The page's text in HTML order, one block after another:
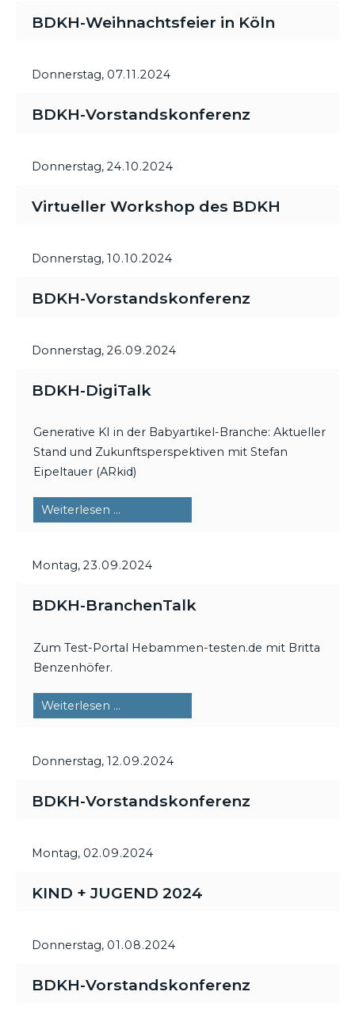
BDKH-Weihnachtsfeier in Köln
Donnerstag, 07.11.2024
BDKH-Vorstandskonferenz
Donnerstag, 24.10.2024
Virtueller Workshop des BDKH
Donnerstag, 10.10.2024
BDKH-Vorstandskonferenz
Donnerstag, 26.09.2024
BDKH-DigiTalk
Generative KI in der Babyartikel-Branche: Aktueller
Stand und Zukunftsperspektiven mit Stefan
Eipeltauer (ARkid)
Weiterlesen …
Montag, 23.09.2024
BDKH-BranchenTalk
Zum Test-Portal Hebammen-testen.de mit Britta
Benzenhöfer.
Weiterlesen …
Donnerstag, 12.09.2024
BDKH-Vorstandskonferenz
Montag, 02.09.2024
KIND + JUGEND 2024
Donnerstag, 01.08.2024
BDKH-Vorstandskonferenz